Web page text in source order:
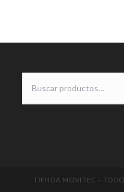
TIENDA MOVITEC -